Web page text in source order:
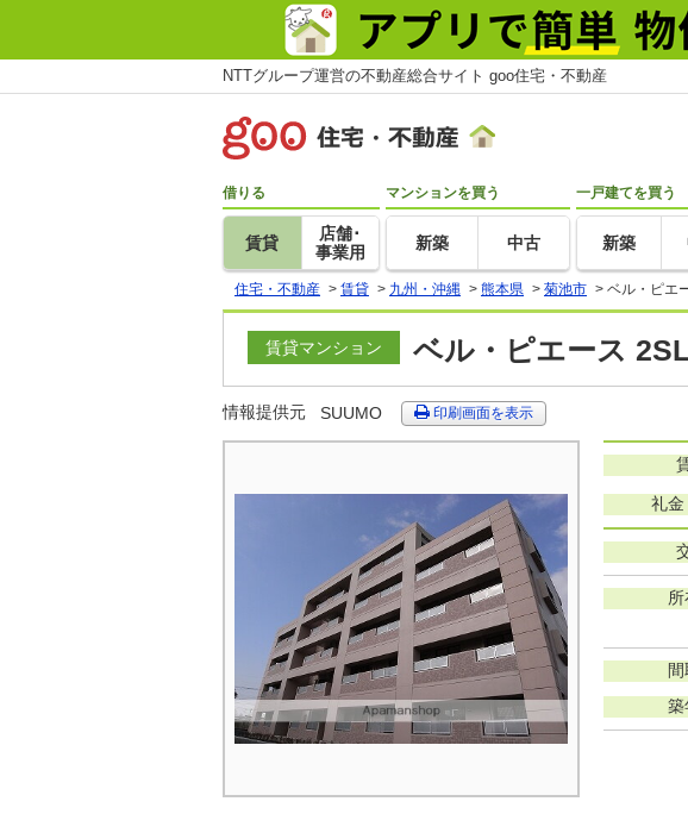
NTTグループ運営の不動産総合サイト goo住宅・不動産
借りる
賃貸
店舗･
事業用
マンションを買う
新築 中古
一戸建てを買う
新築
住宅・不動産 > 賃貸 > 九州・沖縄 > 熊本県 > 菊池市 > ベル・ピエ
賃貸マンション ベル・ピエース
情報提供元 SUUMO 印刷画面を表示
礼金
間
築